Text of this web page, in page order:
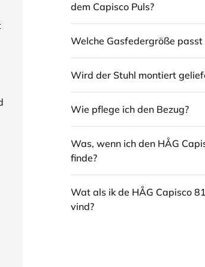
dem Capisco Puls?
Welche Gasfedergröße passt
Wird der Stuhl montiert
Wie pflege ich den Bezug?
Was, wenn ich den HÅG
finde?
Wat als ik de HÅG Capisco
vind?